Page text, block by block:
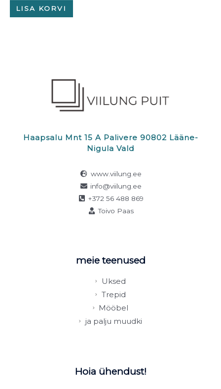
LISA KORVI
Haapsalu Mnt 15 A Palivere 90802 Lääne-
Nigula Vald
www.viilung.ee
info@viilung.ee
+372 56 488 869
Toivo Paas
meie teenused
Uksed
Trepid
Mööbel
ja palju muudki
Hoia ühendust!